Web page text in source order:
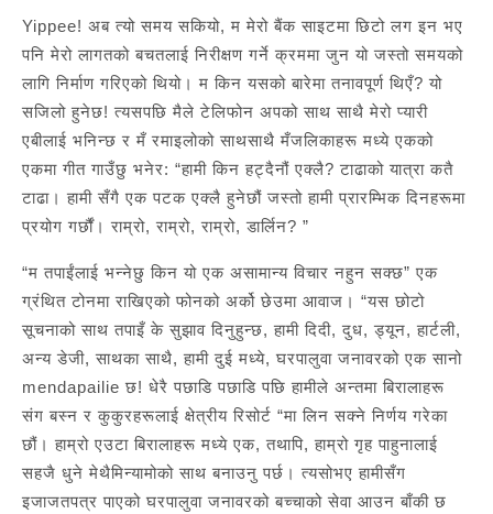
Yippee! अब त्यो समय सकियो, म मेरो बैंक साइटमा छिटो लग इन भए
पनि मेरो लागतको बचतलाई निरीक्षण गर्ने क्रममा जुन यो जस्तो समयको
लागि निर्माण गरिएको थियो। म किन यसको बारेमा तनावपूर्ण थिएँ? यो
सजिलो हुनेछ! त्यसपछि मैले टेलिफोन अपको साथ साथै मेरो प्यारी
एबीलाई भनिन्छ र मँ रमाइलोको साथसाथै मँजलिकाहरू मध्ये एकको
एकमा गीत गाउँछु भनेर: “हामी किन हट्दैनौं एक्लै? टाढाको यात्रा कतै
टाढा। हामी सँगै एक पटक एक्लै हुनेछौं जस्तो हामी प्रारम्भिक दिनहरूमा
प्रयोग गर्छौं। राम्रो, राम्रो, राम्रो, डार्लिन? ”
“म तपाईंलाई भन्नेछु किन यो एक असामान्य विचार नहुन सक्छ” एक
ग्रंथित टोनमा राखिएको फोनको अर्को छेउमा आवाज। “यस छोटो
सूचनाको साथ तपाइँ के सुझाव दिनुहुन्छ, हामी दिदी, दुध, ड्यून, हार्टली,
अन्य डेजी, साथका साथै, हामी दुई मध्ये, घरपालुवा जनावरको एक सानो
mendapailie छ! धेरै पछाडि पछाडि पछि हामीले अन्तमा बिरालाहरू
संग बस्न र कुकुरहरूलाई क्षेत्रीय रिसोर्ट “मा लिन सक्ने निर्णय गरेका
छौं। हाम्रो एउटा बिरालाहरू मध्ये एक, तथापि, हाम्रो गृह पाहुनालाई
सहजै धुने मेथैमिन्यामोको साथ बनाउनु पर्छ। त्यसोभए हामीसँग
इजाजतपत्र पाएको घरपालुवा जनावरको बच्चाको सेवा आउन बाँकी छ